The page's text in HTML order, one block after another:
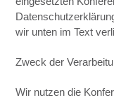
wir unten im Text
Zweck der
Wir nutzen die